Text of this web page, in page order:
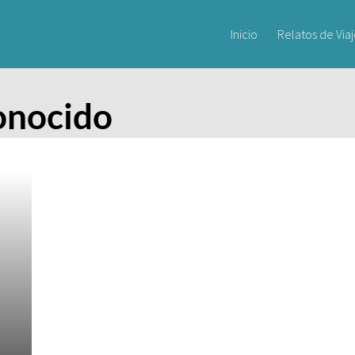
Inicio Relatos de